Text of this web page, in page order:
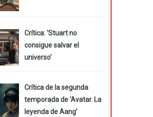
Crítica: ‘Stuart no
consigue salvar el
universo’
Crítica de la segunda
temporada de ‘Avatar. La
leyenda de Aang’